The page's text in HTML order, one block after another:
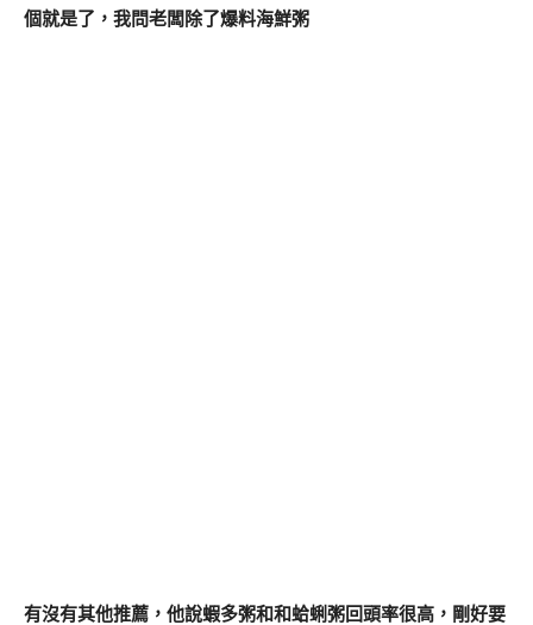
個就是了，我問老闆除了爆料海鮮粥
有沒有其他推薦，他說蝦多粥和和蛤蜊粥回頭率很高，剛好要